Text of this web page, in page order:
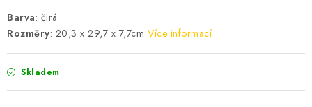
Barva: čirá
Rozměry: 20,3 x 29,7 x 7,7cm Více informací
Skladem